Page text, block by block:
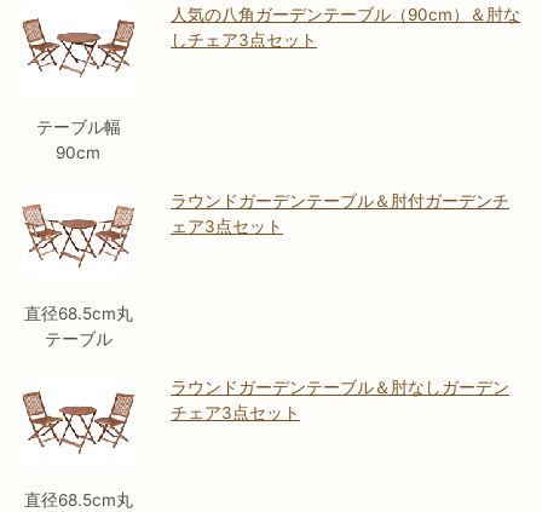
テーブル幅
90cm
人気の八角ガーデンテーブル（90cm）＆肘な
しチェア3点セット
直径68.5cm丸
テーブル
ラウンドガーデンテーブル＆肘付ガーデンチ
ェア3点セット
直径68.5cm丸
ラウンドガーデンテーブル＆肘なしガーデン
チェア3点セット